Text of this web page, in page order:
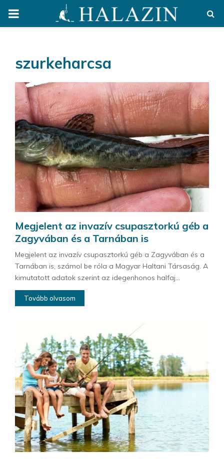
PRIMARY
szurkeharcsa
Megjelent az invazív csupasztorkú géb a
Zagyvában és a Tarnában is
Megjelent az invazív csupasztorkú géb a Zagyvában és a
Tarnában is, számol be róla a Magyar Haltani Társaság. A
kimutatott adatok szerint az idegenhonos halfaj...
Tovább olvasom